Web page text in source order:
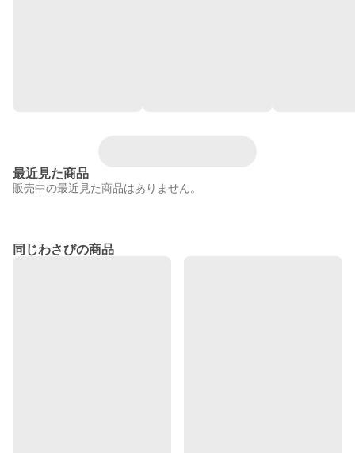
最近見た商品
販売中の最近見た商品はありません。
同じわさびの商品